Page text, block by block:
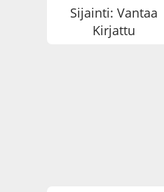
Sijainti: Vantaa
Kirjattu